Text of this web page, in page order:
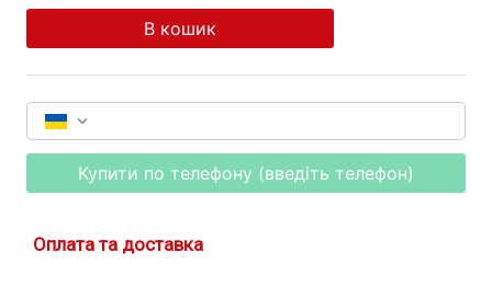
В кошик
Купити по телефону (введіть телефон)
Оплата та доставка